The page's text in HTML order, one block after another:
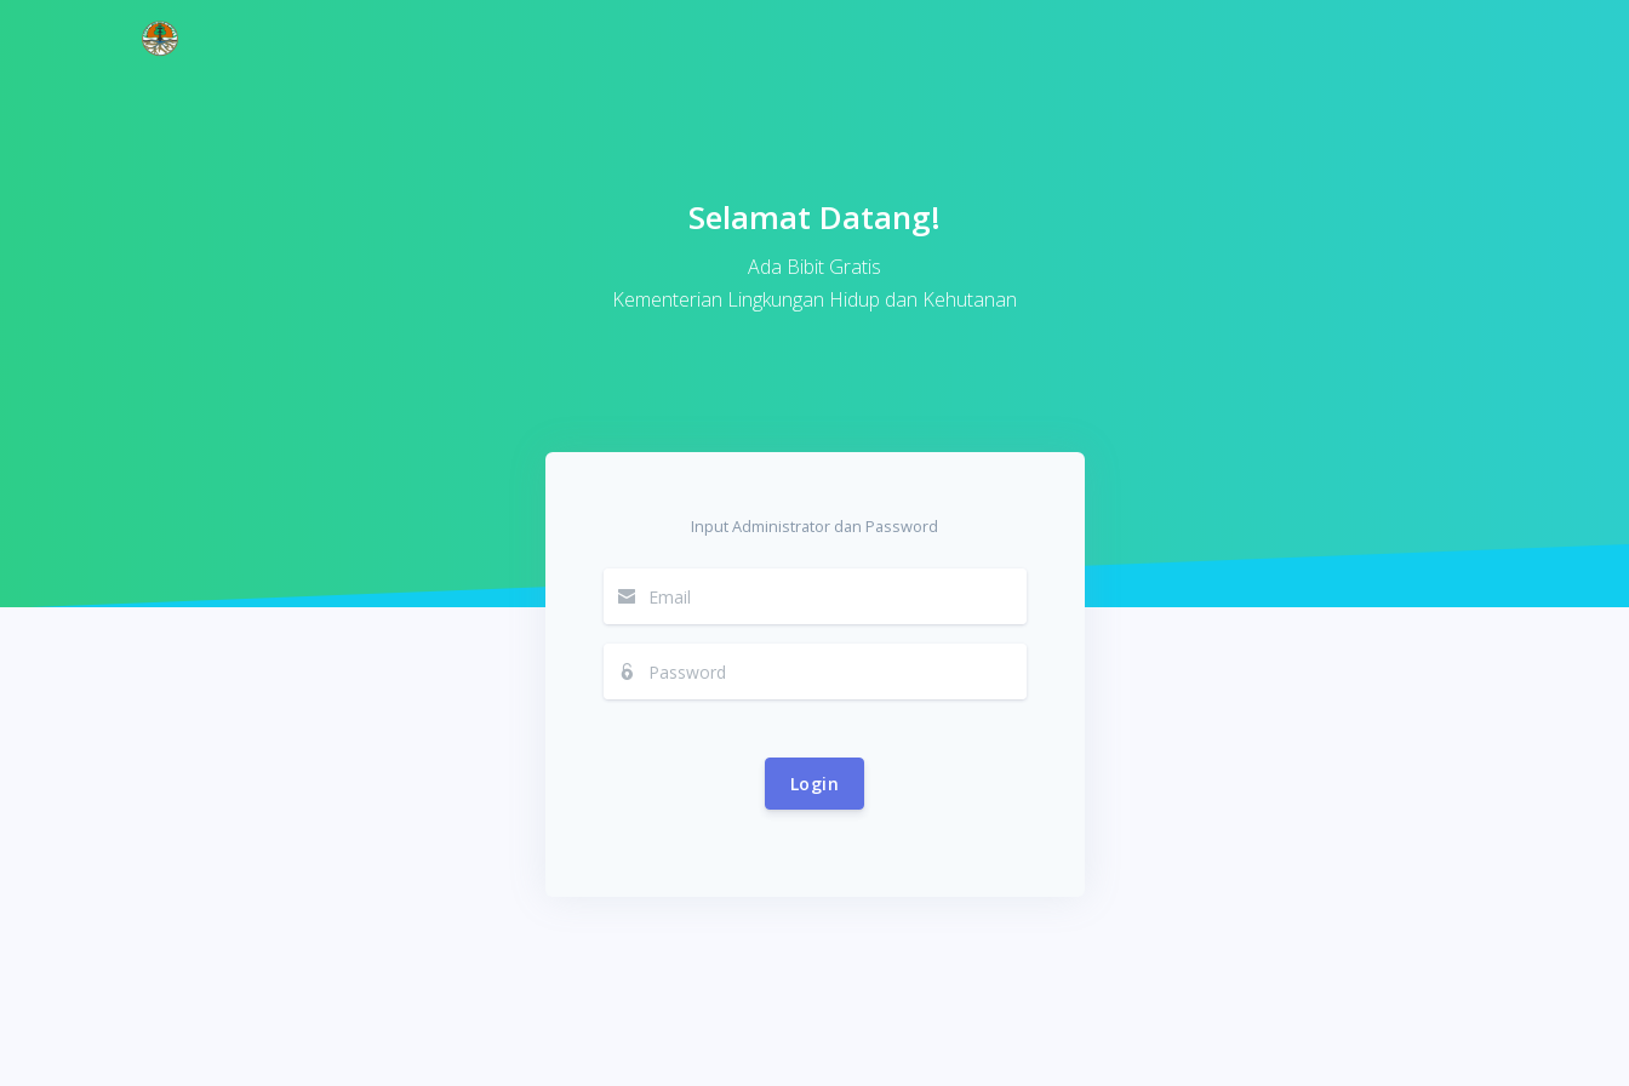
Selamat Datang!
Ada Bibit Gratis
Kementerian Lingkungan Hidup dan Kehutanan
Input Administrator dan Password
Login